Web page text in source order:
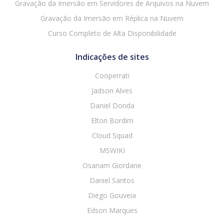
Gravação da Imersão em Servidores de Arquivos na Nuvem
Gravação da Imersão em Réplica na Nuvem
Curso Completo de Alta Disponibilidade
Indicações de sites
Cooperrati
Jadson Alves
Daniel Donda
Elton Bordim
Cloud Squad
MSWIKI
Osanam Giordane
Daniel Santos
Diego Gouveia
Edson Marques